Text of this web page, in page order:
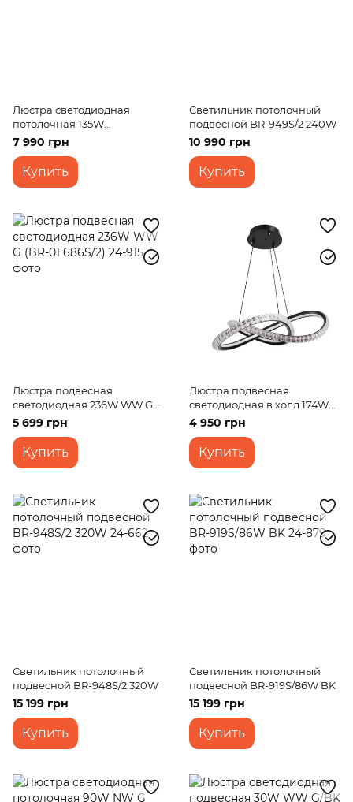
Люстра светодиодная
потолочная 135W
WW+NW+CW BK+GY (BL-
7 990 грн
Купить
Светильник потолочный
подвесной BR-949S/2 240W
10 990 грн
Купить
Люстра подвесная
светодиодная 236W WW G
(BR-01 686S/2)
5 699 грн
Купить
Люстра подвесная
светодиодная в холл 174W
WW BK (BR-01 685S/1)
4 950 грн
Купить
Светильник потолочный
подвесной BR-948S/2 320W
15 199 грн
Купить
Светильник потолочный
подвесной BR-919S/86W BK
15 199 грн
Купить